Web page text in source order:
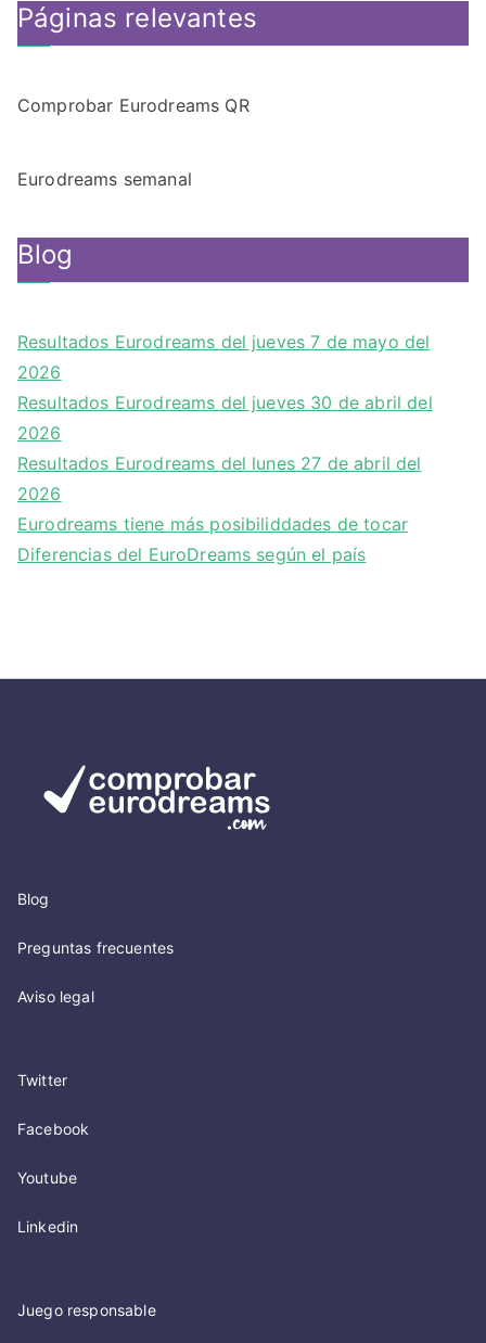
Páginas relevantes
Comprobar Eurodreams QR
Eurodreams semanal
Blog
Resultados Eurodreams del jueves 7 de mayo del
2026
Resultados Eurodreams del jueves 30 de abril del
2026
Resultados Eurodreams del lunes 27 de abril del
2026
Eurodreams tiene más posibiliddades de tocar
Diferencias del EuroDreams según el país
Blog
Preguntas frecuentes
Aviso legal
Twitter
Facebook
Youtube
Linkedin
Juego responsable